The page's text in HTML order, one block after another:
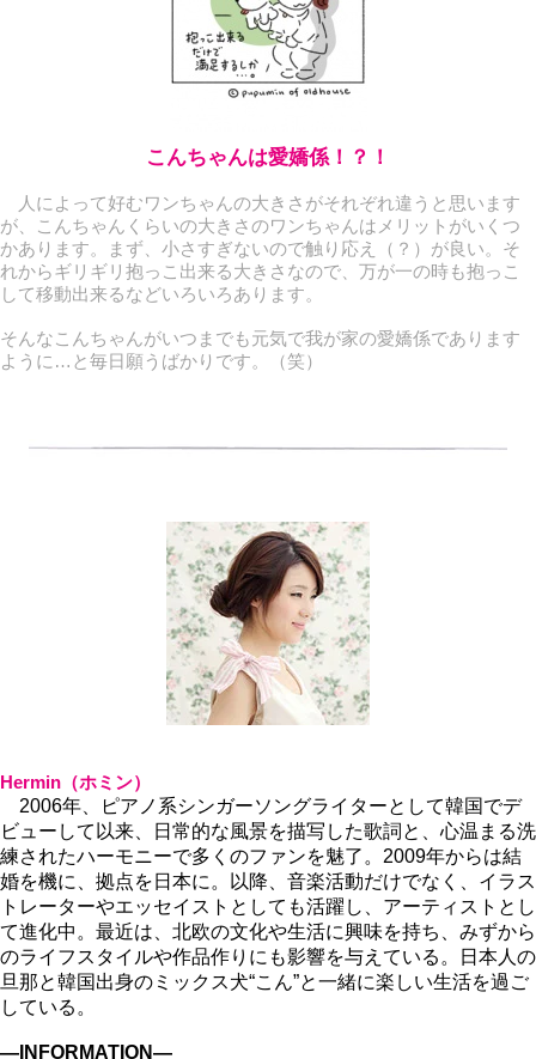
こんちゃんは愛嬌係！？！
人によって好むワンちゃんの大きさがそれぞれ違うと思います
が、こんちゃんくらいの大きさのワンちゃんはメリットがいくつ
かあります。まず、小さすぎないので触り応え（？）が良い。そ
れからギリギリ抱っこ出来る大きさなので、万が一の時も抱っこ
して移動出来るなどいろいろあります。
そんなこんちゃんがいつまでも元気で我が家の愛嬌係であります
ように…と毎日願うばかりです。（笑）
Hermin（ホミン）
2006年、ピアノ系シンガーソングライターとして韓国でデ
ビューして以来、日常的な風景を描写した歌詞と、心温まる洗
練されたハーモニーで多くのファンを魅了。2009年からは結
婚を機に、拠点を日本に。以降、音楽活動だけでなく、イラス
トレーターやエッセイストとしても活躍し、アーティストとし
て進化中。最近は、北欧の文化や生活に興味を持ち、みずから
のライフスタイルや作品作りにも影響を与えている。日本人の
旦那と韓国出身のミックス犬“こん”と一緒に楽しい生活を過ご
している。
―INFORMATION―